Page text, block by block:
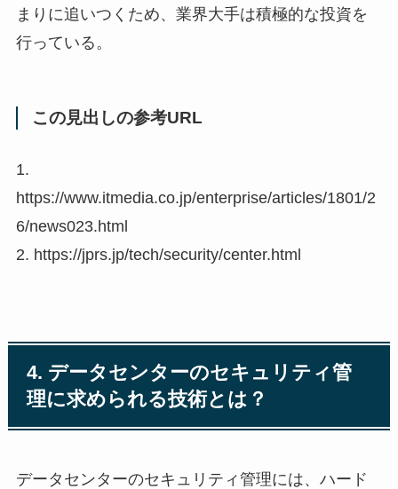
まりに追いつくため、業界大手は積極的な投資を
行っている。
この見出しの参考URL
1.
https://www.itmedia.co.jp/enterprise/articles/1801/2
6/news023.html
2. https://jprs.jp/tech/security/center.html
4. データセンターのセキュリティ管
理に求められる技術とは？
データセンターのセキュリティ管理には、ハード